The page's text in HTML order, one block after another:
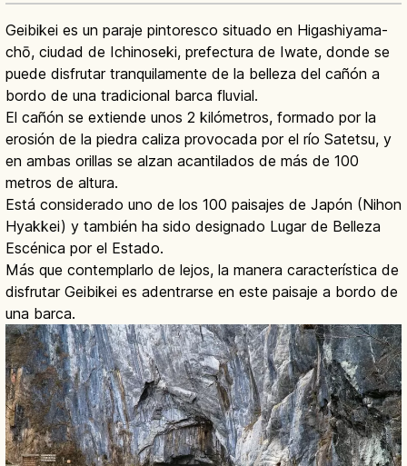
Geibikei es un paraje pintoresco situado en Higashiyama-
chō, ciudad de Ichinoseki, prefectura de Iwate, donde se
puede disfrutar tranquilamente de la belleza del cañón a
bordo de una tradicional barca fluvial.
El cañón se extiende unos 2 kilómetros, formado por la
erosión de la piedra caliza provocada por el río Satetsu, y
en ambas orillas se alzan acantilados de más de 100
metros de altura.
Está considerado uno de los 100 paisajes de Japón (Nihon
Hyakkei) y también ha sido designado Lugar de Belleza
Escénica por el Estado.
Más que contemplarlo de lejos, la manera característica de
disfrutar Geibikei es adentrarse en este paisaje a bordo de
una barca.